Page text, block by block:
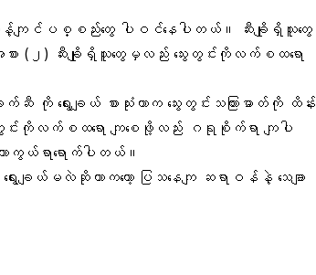
ဆန့်ကျင်ပစ္စည်းတွေ ပါဝင်နေပါတယ်။ ဆီးချိုရှိသူတွေ
ား (၂) ဆီးချိုရှိသူတွေမှလည်း သွေးတွင်းကိုလက်စထရော
ရွေးချယ် စားသုံးတာက သွေးတွင်းသကြားဓာတ်ကို ထိန်း
းတွင်းကိုလက်စထရော ကျစေဖို့လည်း ဂရုစိုက်ရာ ကျပါ
ာကွယ်ရာရောက်ပါတယ်။
ချယ်မလဲဆိုတာကတော့ ပြသနေကျ ဆရာဝန်နဲ့ သေချာ